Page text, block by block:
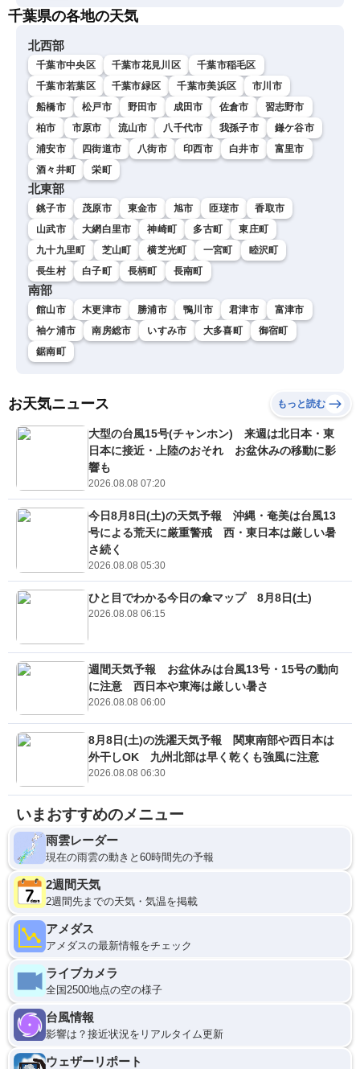
千葉県の各地の天気
北西部
千葉市中央区 千葉市花見川区
千葉市稲毛区
千葉市若葉区
千葉市緑区 千葉市美浜区
市川市
船橋市
松戸市 野田市 成田市 佐倉市
習志野市
柏市
市原市 流山市 八千代市 我孫子市
鎌ケ谷市
浦安市
四街道市 八街市 印西市 白井市
富里市
酒々井町
栄町
北東部
銚子市 茂原市 東金市 旭市 匝瑳市
香取市
山武市
大網白里市 神崎町 多古町
東庄町
九十九里町
芝山町 横芝光町 一宮町
睦沢町
長生村
白子町 長柄町 長南町
南部
館山市 木更津市 勝浦市 鴨川市 君津市
富津市
袖ケ浦市
南房総市 いすみ市 大多喜町
御宿町
鋸南町
お天気ニュース もっと読む
大型の台風15号(チャンホン) 来週は北日本・東
日本に接近・上陸のおそれ お盆休みの移動に影
響も
2026.08.08 07:20
今日8月8日(土)の天気予報 沖縄・奄美は台風13
号による荒天に厳重警戒 西・東日本は厳しい暑
さ続く
2026.08.08 05:30
ひと目でわかる今日の傘マップ 8月8日(土)
2026.08.08 06:15
週間天気予報 お盆休みは台風13号・15号の動向
に注意 西日本や東海は厳しい暑さ
2026.08.08 06:00
8月8日(土)の洗濯天気予報 関東南部や西日本は
外干しOK 九州北部は早く乾くも強風に注意
2026.08.08 06:30
いまおすすめのメニュー
雨雲レーダー
現在の雨雲の動きと60時間先の予報
2週間天気
2週間先までの天気・気温を掲載
アメダス
アメダスの最新情報をチェック
ライブカメラ
全国2500地点の空の様子
台風情報
影響は？接近状況をリアルタイム更新
ウェザーリポート